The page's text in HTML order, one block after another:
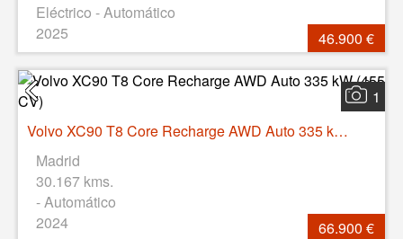
Eléctrico - Automático
2025
46.900 €
1
Volvo XC90 T8 Core Recharge AWD Auto 335 kW (455 CV)
Madrid
30.167 kms.
- Automático
2024
66.900 €